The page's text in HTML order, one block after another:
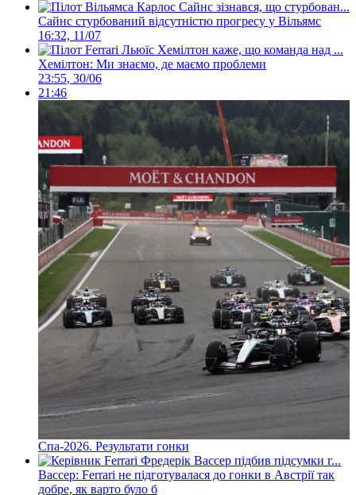
Сайнс стурбований відсутністю прогресу у Вільямс
16:32, 11/07
Хемілтон: Ми знаємо, де маємо проблеми
23:55, 30/06
21:46
Спа-2026. Результати гонки
Вассер: Ferrari не підготувалася до гонки в Австрії так
добре, як варто було б